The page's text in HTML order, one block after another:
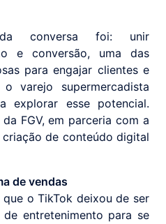
conversa foi: unir
e conversão, uma das
para engajar clientes e
varejo supermercadista
explorar esse potencial.
FGV, em parceria com a
de conteúdo digital
de vendas
o TikTok deixou de ser
entretenimento para se